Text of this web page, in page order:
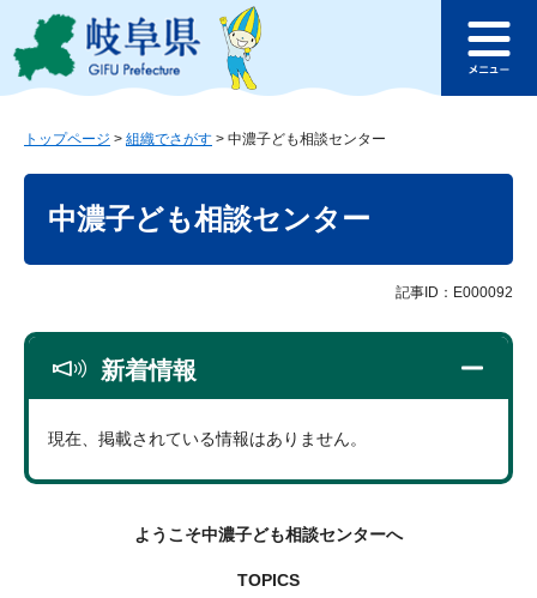
ジ
ュ
このページの本文へ
ュ
トップページ > 組織でさがす > 中濃子ども相談センター
中濃子ども相談センター
記事ID：E000092
新着情報
現在、掲載されている情報はありません。
ようこそ中濃子ども相談センターへ
TOPICS